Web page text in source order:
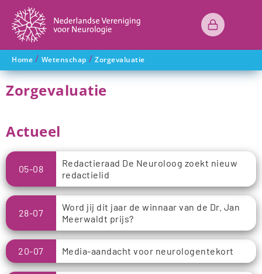
Home / Wetenschap / Zorgevaluatie
Zorgevaluatie
Actueel
05-08
Redactieraad De Neuroloog zoekt nieuw
redactielid
28-07
Word jij dit jaar de winnaar van de Dr. Jan
Meerwaldt prijs?
20-07 Media-aandacht voor neurologentekort